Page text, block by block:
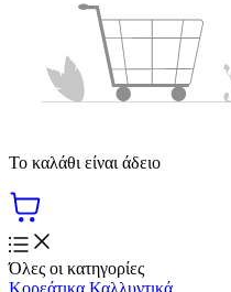
Το καλάθι είναι άδειο
Όλες οι κατηγορίες
Κορεάτικα Καλλυντικά